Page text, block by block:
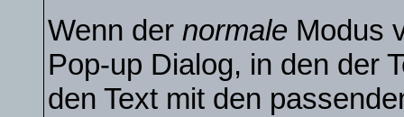
Wenn der normale Modus
Pop-up Dialog, in den der
den Text mit den